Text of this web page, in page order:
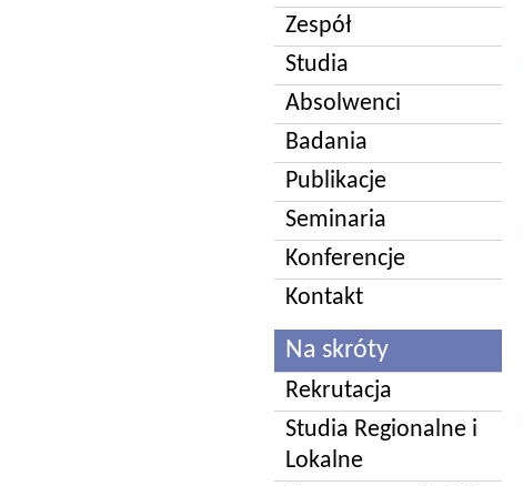
Zespół
Studia
Absolwenci
Badania
Publikacje
Seminaria
Konferencje
Kontakt
Na skróty
Rekrutacja
Studia Regionalne i
Lokalne